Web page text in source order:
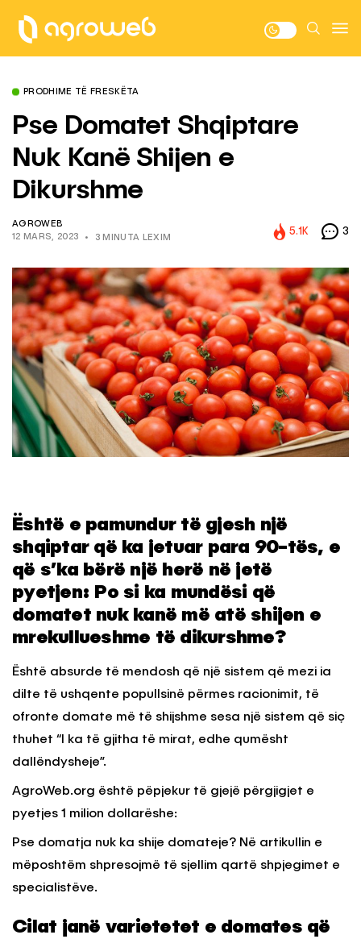
PRODHIME TË FRESKËTA
Pse Domatet Shqiptare
Nuk Kanë Shijen e
Dikurshme
AGROWEB
12 MARS, 2023
3 MINUTA LEXIM
5.1K 3
Është e pamundur të gjesh një
shqiptar që ka jetuar para 90-tës, e
që s’ka bërë një herë në jetë
pyetjen: Po si ka mundësi që
domatet nuk kanë më atë shijen e
mrekullueshme të dikurshme?
Është absurde të mendosh që një sistem që mezi ia
dilte të ushqente popullsinë përmes racionimit, të
ofronte domate më të shijshme sesa një sistem që siç
thuhet “I ka të gjitha të mirat, edhe qumësht
dallëndysheje”.
AgroWeb.org është pëpjekur të gjejë përgjigjet e
pyetjes 1 milion dollarëshe:
Pse domatja nuk ka shije domateje? Në artikullin e
mëposhtëm shpresojmë të sjellim qartë shpjegimet e
specialistëve.
Cilat janë varietetet e domates që